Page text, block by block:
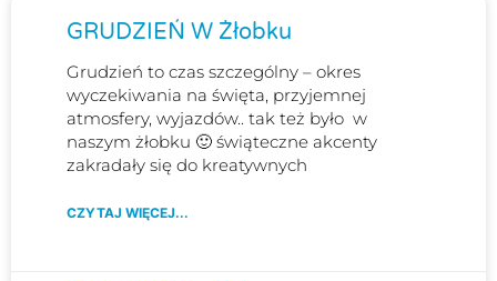
GRUDZIEŃ W Żłobku
Grudzień to czas szczególny – okres
wyczekiwania na święta, przyjemnej
atmosfery, wyjazdów.. tak też było w
naszym żłobku 🙂 świąteczne akcenty
zakradały się do kreatywnych
CZYTAJ WIĘCEJ...